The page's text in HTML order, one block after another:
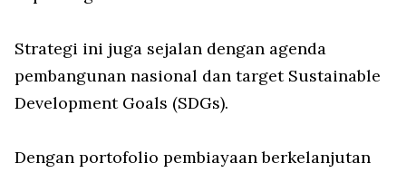
Strategi ini juga sejalan dengan agenda
pembangunan nasional dan target Sustainable
Development Goals (SDGs).
Dengan portofolio pembiayaan berkelanjutan